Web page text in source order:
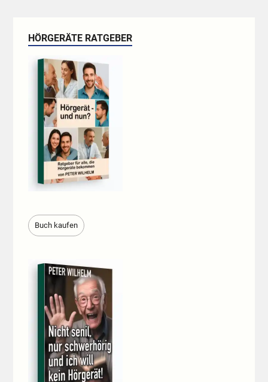
HÖRGERÄTE RATGEBER
Buch kaufen